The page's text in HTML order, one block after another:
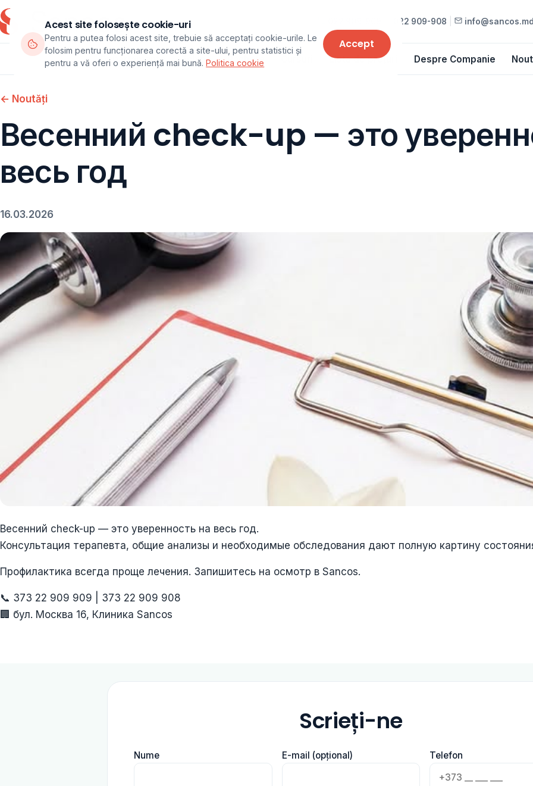
022 909-908
Departamente Echipa Pachete Cursuri Lista de prețuri Despre Companie
← Noutăți
Весенний check-up — это
весь год
16.03.2026
Весенний check-up — это уверенность на весь год.
Консультация терапевта, общие анализы и необходимые обследования дают полную картину
Профилактика всегда проще лечения. Запишитесь на осмотр в Sancos.
📞 373 22 909 909 | 373 22 909 908
🏢 бул. Москва 16, Клиника Sancos
Scrieți-ne
Nume E-mail (opțional) Telefon
Acest site folosește cookie-uri
Pentru a putea folosi acest site, trebuie să acceptați cookie-urile. Le
folosim pentru funcționarea corectă a site-ului, pentru statistici și
pentru a vă oferi o experiență mai bună.Politica cookie
Accept